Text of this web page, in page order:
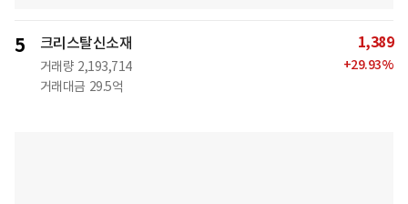
5 크리스탈신소재
거래량 2,193,714
거래대금 29.5억
1,389
+29.93%